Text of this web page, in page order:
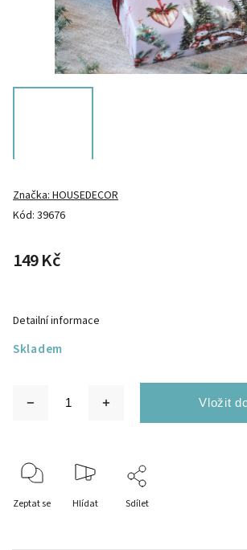
Kód: 39676
Značka:HOUSEDECOR
149 Kč
Skladem
Detailní informace
Zeptat se Hlídat Sdílet